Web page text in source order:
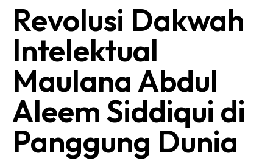
Revolusi Dakwah
Intelektual
Maulana Abdul
Aleem Siddiqui di
Panggung Dunia